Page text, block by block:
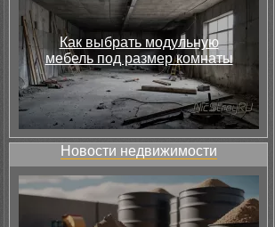
Как выбрать модульную
мебель под размер комнаты
Новости недвижимости